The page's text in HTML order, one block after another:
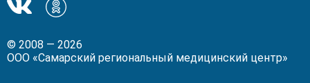
Мы
ВКонтакте!
Мы
Одноклассники!
© 2008 — 2026
ООО «Самарский региональный медицинский центр»